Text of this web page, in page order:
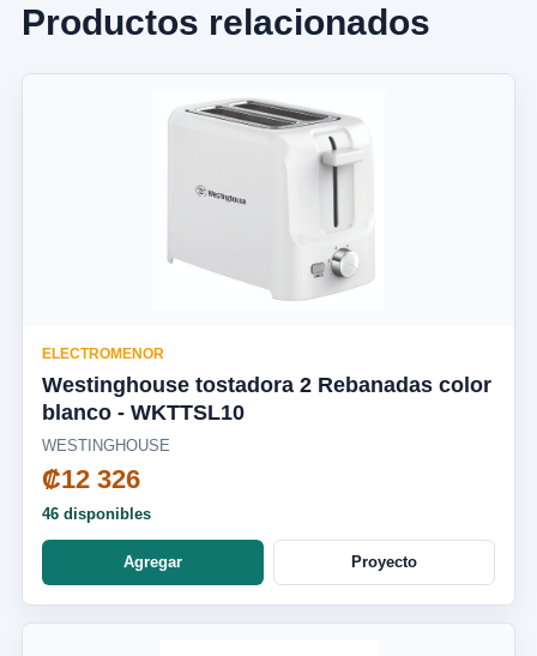
Productos relacionados
ELECTROMENOR
Westinghouse tostadora 2 Rebanadas color
blanco - WKTTSL10
WESTINGHOUSE
₡12 326
46 disponibles
Agregar Proyecto